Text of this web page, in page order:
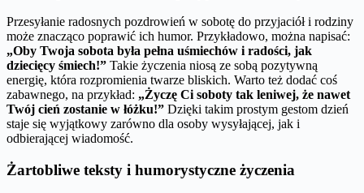
Przesyłanie radosnych pozdrowień w sobotę do przyjaciół i rodziny
może znacząco poprawić ich humor. Przykładowo, można napisać:
„Oby Twoja sobota była pełna uśmiechów i radości, jak
dziecięcy śmiech!” Takie życzenia niosą ze sobą pozytywną
energię, która rozpromienia twarze bliskich. Warto też dodać coś
zabawnego, na przykład: „Życzę Ci soboty tak leniwej, że nawet
Twój cień zostanie w łóżku!” Dzięki takim prostym gestom dzień
staje się wyjątkowy zarówno dla osoby wysyłającej, jak i
odbierającej wiadomość.
Żartobliwe teksty i humorystyczne życzenia